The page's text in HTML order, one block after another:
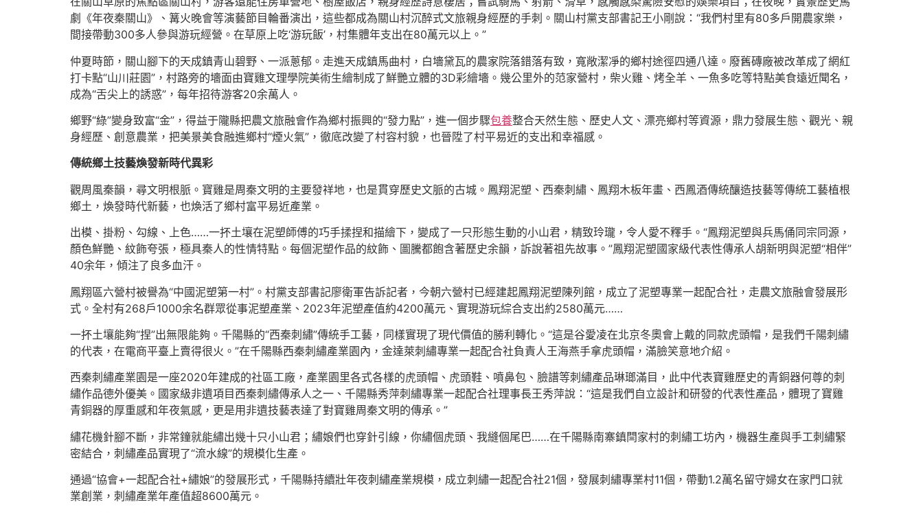
劇《年夜秦關山》、篝火晚會等演藝節目輪番演出，這些都成為關山村沉醉式文旅親身經歷的手刺。關山村黨支部書記王小剛說：“我們村里有80多戶開農家樂，
間接帶動300多人參與游玩經營。在草原上吃‘游玩飯’，村集體年支出在80萬元以上。”
仲夏時節，關山腳下的天成鎮青山碧野、一派蔥郁。走進天成鎮馬曲村，白墻黛瓦的農家院落錯落有致，寬敞潔凈的鄉村途徑四通八達。廢舊磚廠被改革成了網紅
打卡點“山川莊園”，村路旁的墻面由寶雞文理學院美術生繪制成了鮮艷立體的3D彩繪墻。幾公里外的范家營村，柴火雞、烤全羊、一魚多吃等特點美食遠近聞名，
成為“舌尖上的誘惑”，每年招待游客20余萬人。
鄉野“綠”變身致富“金”，得益于隴縣把農文旅融會作為鄉村振興的“發力點”，進一個步驟包養整合天然生態、歷史人文、漂亮鄉村等資源，鼎力發展生態、觀光、親
身經歷、創意農業，把美景美食融進鄉村“煙火氣”，徹底改變了村容村貌，也晉陞了村平易近的支出和幸福感。
傳統鄉土技藝煥發新時代異彩
觀周風秦韻，尋文明根脈。寶雞是周秦文明的主要發祥地，也是貫穿歷史文脈的古城。鳳翔泥塑、西秦刺繡、鳳翔木板年畫、西鳳酒傳統釀造技藝等傳統工藝植根
鄉土，煥發時代新藝，也煥活了鄉村富平易近產業。
出模、掛粉、勾線、上色……一抔土壤在泥塑師傅的巧手揉捏和描繪下，變成了一只形態生動的小山君，精致玲瓏，令人愛不釋手。“鳳翔泥塑與兵馬俑同宗同源，
顏色鮮艷、紋飾夸張，極具秦人的性情特點。每個泥塑作品的紋飾、圖騰都飽含著歷史余韻，訴說著祖先故事。”鳳翔泥塑國家級代表性傳承人胡新明與泥塑“相伴”
40余年，傾注了良多血汗。
鳳翔區六營村被譽為“中國泥塑第一村”。村黨支部書記廖衛軍告訴記者，今朝六營村已經建起鳳翔泥塑陳列館，成立了泥塑專業一起配合社，走農文旅融會發展形
式。全村有268戶1000余名群眾從事泥塑產業、2023年泥塑產值約4200萬元、實現游玩綜合支出約2580萬元……
一抔土壤能夠“捏”出無限能夠。千陽縣的“西秦刺繡”傳統手工藝，同樣實現了現代價值的勝利轉化。“這是谷愛凌在北京冬奧會上戴的同款虎頭帽，是我們千陽刺繡
的代表，在電商平臺上賣得很火。”在千陽縣西秦刺繡產業園內，金達萊刺繡專業一起配合社負責人王海燕手拿虎頭帽，滿臉笑意地介紹。
西秦刺繡產業園是一座2020年建成的社區工廠，產業園里各式各樣的虎頭帽、虎頭鞋、噴鼻包、臉譜等刺繡產品琳瑯滿目，此中代表寶雞歷史的青銅器何尊的刺
繡作品德外優美。國家級非遺項目西秦刺繡傳承人之一、千陽縣秀萍刺繡專業一起配合社理事長王秀萍說：“這是我們自立設計和研發的代表性產品，體現了寶雞
青銅器的厚重感和年夜氣感，更是用非遺技藝表達了對寶雞周秦文明的傳承。”
繡花機針腳不斷，非常鐘就能繡出幾十只小山君；繡娘們也穿針引線，你繡個虎頭、我縫個尾巴……在千陽縣南寨鎮閆家村的刺繡工坊內，機器生產與手工刺繡緊
密結合，刺繡產品實現了“流水線”的規模化生產。
通過“協會+一起配合社+繡娘”的發展形式，千陽縣持續壯年夜刺繡產業規模，成立刺繡一起配合社21個，發展刺繡專業村11個，帶動1.2萬名留守婦女在家門口就
業創業，刺繡產業年產值超8600萬元。